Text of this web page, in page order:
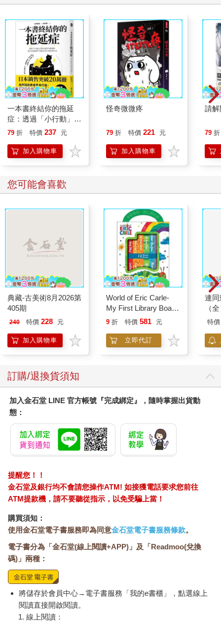
一本書終結你的拖延
症：透過「小行動」打
開大腦的行動開關，懶
的37個科學方法
79 折 特價 237 元
加入購物車
怪奇微微疼
79 折 特價 221 元
加入購物車
請解
79 折
您可能會喜歡
典藏-古美術8月2026第
405期
240 特價 228 元
加入購物車
World of Eric Carle-
My First Library Board
Book Block Set
9 折 特價 581 元
立即代訂
連
（
特價
訂購/退換貨須知
加入金石堂 LINE 官方帳號『完成綁定』，隨時掌握出貨動
態：
提醒您！！
金石堂及銀行均不會請您操作ATM! 如接獲電話要求您前往
ATM提款機，請不要聽從指示，以免受騙上當！
購買須知：
使用金石堂電子書服務即為同意金石堂電子書服務條款。
電子書分為「金石堂(線上閱讀+APP)」及「Readmoo(兌換
碼)」兩種：
將儲存於會員中心→電子書服務「我的e書櫃」，點選線上
閱讀直接開啟閱讀。
線上閱讀：